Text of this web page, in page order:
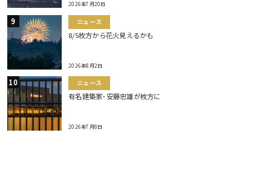
2026年7月20日
ニュース
8/5枚方から花火見えるかも
2026年8月2日
ニュース
有名建築家･安藤忠雄が枚方に
2026年7月8日